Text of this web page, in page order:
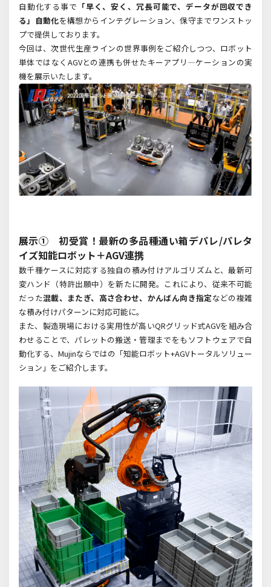
自動化する事で 「早く、安く、冗長可能で、データが回収でき
る」自動化を構想からインテグレーション、保守までワンストッ
プで提供しております。
今回は、次世代生産ラインの世界事例をご紹介しつつ、ロボット
単体ではなくAGVとの連携も併せたキーアプリ―ケーションの実
機を展示いたします。
展示① 初受賞！最新の多品種通い箱デパレ/パレタ
イズ知能ロボット＋AGV連携
数千種ケースに対応する独自の積み付けアルゴリズムと、最新可
変ハンド（特許出願中）を新たに開発。これにより、従来不可能
だった混載、またぎ、高さ合わせ、かんばん向き指定などの複雑
な積み付けパターンに対応可能に。
また、製造現場における実用性が高いQRグリッド式AGVを組み合
わせることで、パレットの搬送・管理までをもソフトウェアで自
動化する、 Mujinならではの「知能ロボット+AGVトータルソリュー
ション」をご紹介します。